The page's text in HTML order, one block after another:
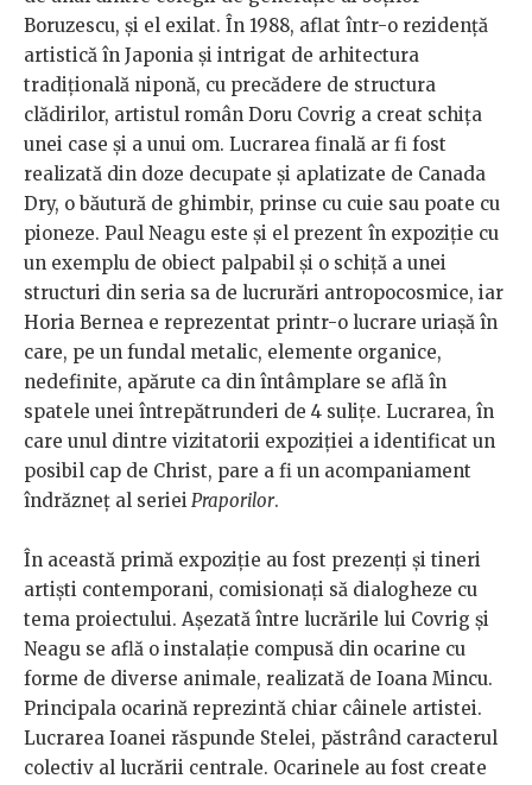
Boruzescu, și el exilat. În 1988, aflat într-o rezidență
artistică în Japonia și intrigat de arhitectura
tradițională niponă, cu precădere de structura
clădirilor, artistul român Doru Covrig a creat schița
unei case și a unui om. Lucrarea finală ar fi fost
realizată din doze decupate și aplatizate de Canada
Dry, o băutură de ghimbir, prinse cu cuie sau poate cu
pioneze. Paul Neagu este și el prezent în expoziție cu
un exemplu de obiect palpabil și o schiță a unei
structuri din seria sa de lucrurări antropocosmice, iar
Horia Bernea e reprezentat printr-o lucrare uriașă în
care, pe un fundal metalic, elemente organice,
nedefinite, apărute ca din întâmplare se află în
spatele unei întrepătrunderi de 4 sulițe. Lucrarea, în
care unul dintre vizitatorii expoziției a identificat un
posibil cap de Christ, pare a fi un acompaniament
îndrăzneț al serieiPraporilor.​
În această primă expoziție au fost prezenți și tineri
artiști contemporani, comisionați să dialogheze cu
tema proiectului. Așezată între lucrările lui Covrig și
Neagu se află o instalație compusă din ocarine cu
forme de diverse animale, realizată de Ioana Mincu.
Principala ocarină reprezintă chiar câinele artistei.
Lucrarea Ioanei răspunde Stelei, păstrând caracterul
colectiv al lucrării centrale. Ocarinele au fost create